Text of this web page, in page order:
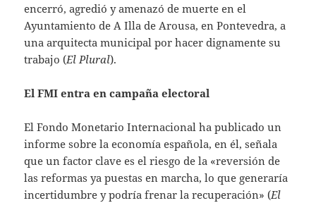
encerró, agredió y amenazó de muerte en el
Ayuntamiento de A Illa de Arousa, en Pontevedra, a
una arquitecta municipal por hacer dignamente su
trabajo (El Plural).
El FMI entra en campaña electoral
El Fondo Monetario Internacional ha publicado un
informe sobre la economía española, en él, señala
que un factor clave es el riesgo de la «reversión de
las reformas ya puestas en marcha, lo que generaría
incertidumbre y podría frenar la recuperación» (El